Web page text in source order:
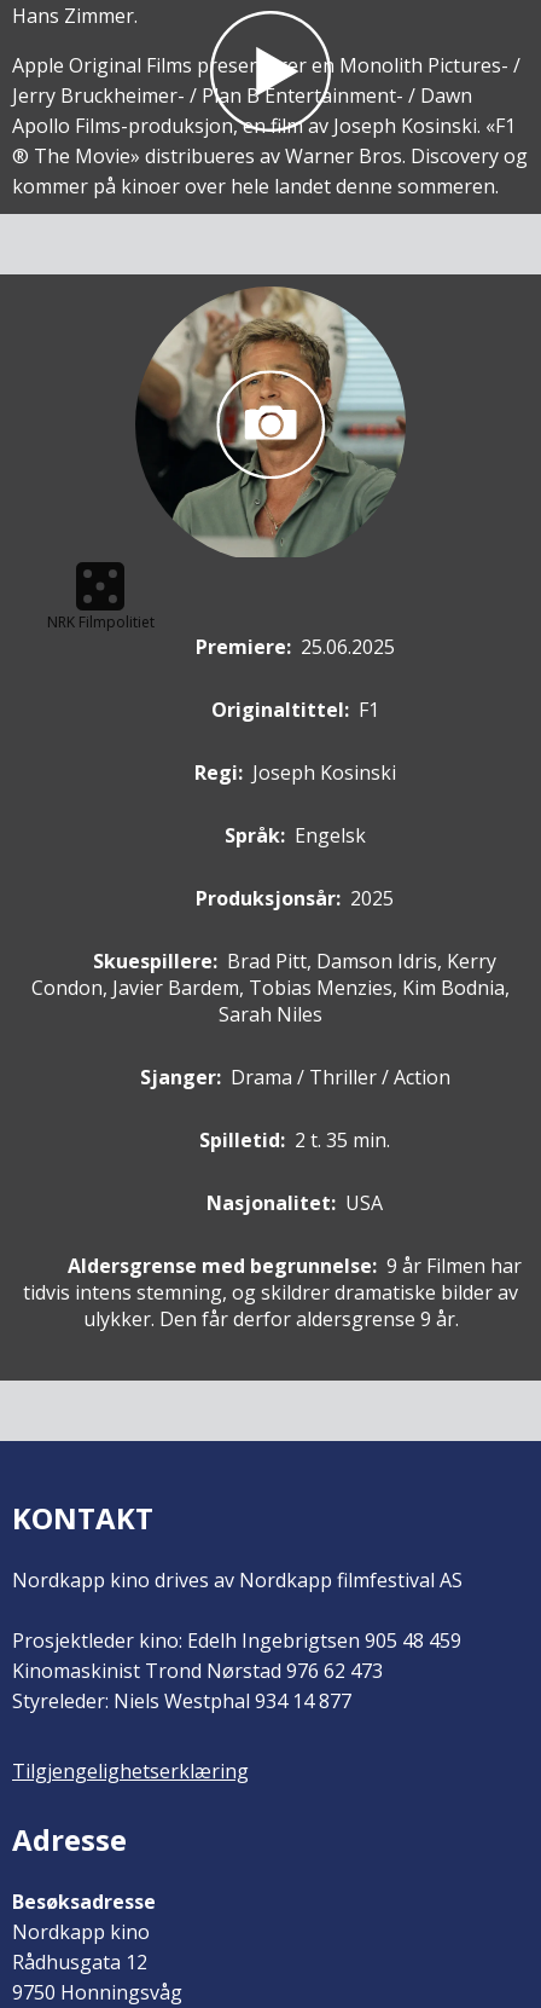
Hans Zimmer.
Apple Original Films presenterer en Monolith Pictures- /
Jerry Bruckheimer- / Plan B Entertainment- / Dawn
Apollo Films-produksjon, en film av Joseph Kosinski. «F1
® The Movie» distribueres av Warner Bros. Discovery og
kommer på kinoer over hele landet denne sommeren.
NRK Filmpolitiet
Premiere: 25.06.2025
Originaltittel: F1
Regi: Joseph Kosinski
Språk: Engelsk
Produksjonsår: 2025
Skuespillere: Brad Pitt, Damson Idris, Kerry
Condon, Javier Bardem, Tobias Menzies, Kim Bodnia,
Sarah Niles
Sjanger: Drama / Thriller / Action
Spilletid: 2 t. 35 min.
Nasjonalitet: USA
Aldersgrense med begrunnelse: 9 år Filmen har
tidvis intens stemning, og skildrer dramatiske bilder av
ulykker. Den får derfor aldersgrense 9 år.
KONTAKT
Nordkapp kino drives av Nordkapp filmfestival AS
Prosjektleder kino: Edelh Ingebrigtsen 905 48 459
Kinomaskinist Trond Nørstad 976 62 473
Styreleder: Niels Westphal 934 14 877
Tilgjengelighetserklæring
Adresse
Besøksadresse
Nordkapp kino
Rådhusgata 12
9750 Honningsvåg